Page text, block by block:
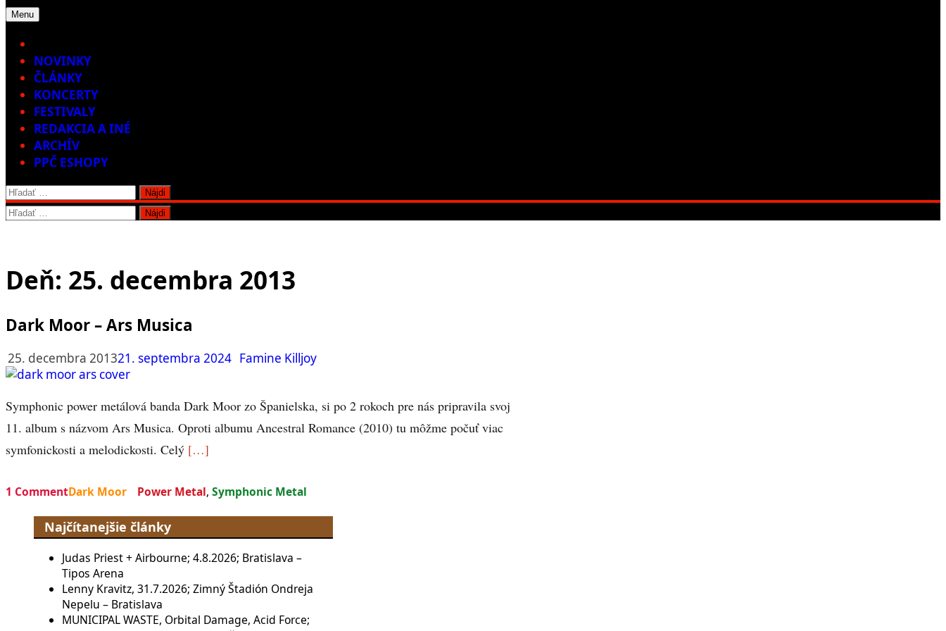
Menu
NOVINKY
ČLÁNKY
KONCERTY
FESTIVALY
REDAKCIA A INÉ
ARCHÍV
PPČ ESHOPY
Hľadať:
Hľadať:
Deň: 25. decembra 2013
Dark Moor – Ars Musica
25. decembra 201321. septembra 2024 Famine Killjoy
Symphonic power metálová banda Dark Moor zo Španielska, si po 2 rokoch pre nás pripravila svoj
11. album s názvom Ars Musica. Oproti albumu Ancestral Romance (2010) tu môžme počuť viac
symfonickosti a melodickosti. Celý […]
1 CommentDark Moor Power Metal, Symphonic Metal
Najčítanejšie články
Judas Priest + Airbourne; 4.8.2026; Bratislava –
Tipos Arena
Lenny Kravitz, 31.7.2026; Zimný Štadión Ondreja
Nepelu – Bratislava
MUNICIPAL WASTE, Orbital Damage, Acid Force;